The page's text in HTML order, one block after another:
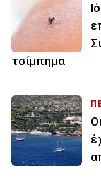
τσίμπημα